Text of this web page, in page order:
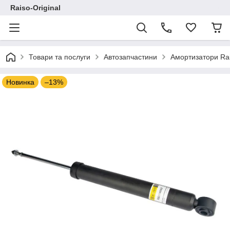
Raiso-Original
Товари та послуги Автозапчастини Амортизатори
Новинка –13%